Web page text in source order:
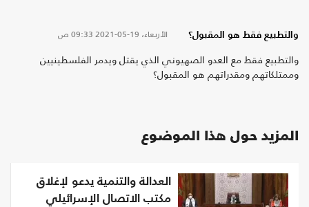
والتطبيع فقط هو المقبول؟ الأربعاء، 19-05-2021 09:33 ص
والتطبيع فقط مع العدو الصهيوني الذي يقتل ويدمر الفلسطينيين
وممتلكاتهم ومقدراتهم هو المقبول؟
المزيد حول هذا الموضوع
العدالة والتنمية يدعو لإغلاق
مكتب الاتصال الإسرائيلي